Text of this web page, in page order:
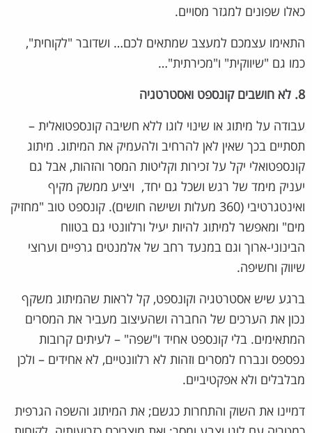
כאלו שפונים למגזר מסויים.
התאימו עצמכם למעצב שמתאים לכם… ושדובר "לקוחית",
כמו גם "שיווקית" ו"מכירתית"…
8. לא חושבים קונספט ואסטרטגיה
עבודה על מיתוג או שינוי לוגו ללא חשיבה קונספטואלית –
תסתיים בכך שאין לאן להרחיב ולהעמיק את המיתוג. מיתוג
קונספטואלי יקל על זכירות וקליטות המסר והזהות, אבל גם
יעניק מימד של רגש ושכל גם יחד, ויציע ממשק מקיף
ואינטגרטיבי (360 מעלות ושישה חושים). קונספט טוב "מחזיק
מים" ומאפשר למיתוג להיות יעיל ורלוונטי גם בטווח
הבינוני-ארוך וגם במנעד רחב של אלמנטים גרפיים וערוצי
שיווק וחשיפה.
ברגע שיש אסטרטגיה וקונספט, קל לראות שהמיתוג משקף
נכון את הערכים של החברה ושהעיצוב מעביר את המסרים
המתאימים. בלי קונספט אחיד ו"שפה" – לעיתים קרובות
נפספס ונברח למסרים וזהות לא רלוונטיים, לא אחידים – ולכן
מבלבלים ולא אפקטיביים.
דמיינו את השוק והתחרות כגשם; את המיתוג והשפה הגרפית